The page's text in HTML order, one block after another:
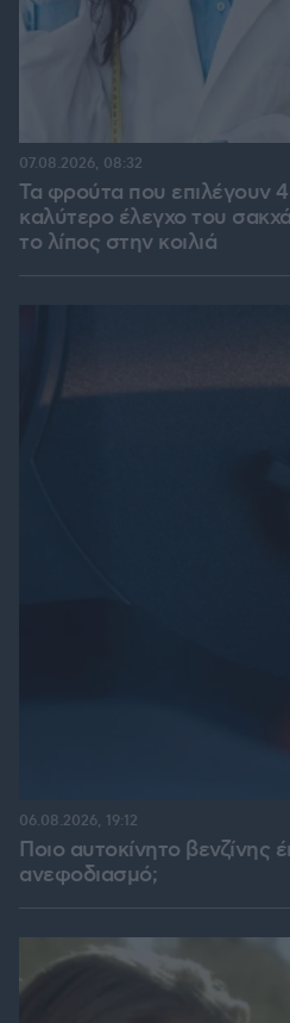
Τα φρούτα που επιλέγουν 4
καλύτερο έλεγχο του
το λίπος στην κοιλιά
07.08.2026, 08:32
Ποιο αυτοκίνητο βενζίνης
ανεφοδιασμό;
06.08.2026, 19:12